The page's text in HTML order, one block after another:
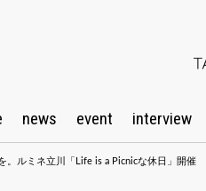
news event interview
。ルミネ立川「Life is a Picnicな休日」開催